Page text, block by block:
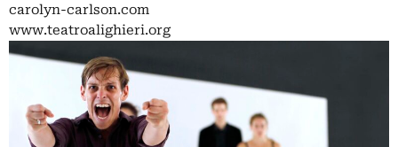
carolyn-carlson.com
www.teatroalighieri.org